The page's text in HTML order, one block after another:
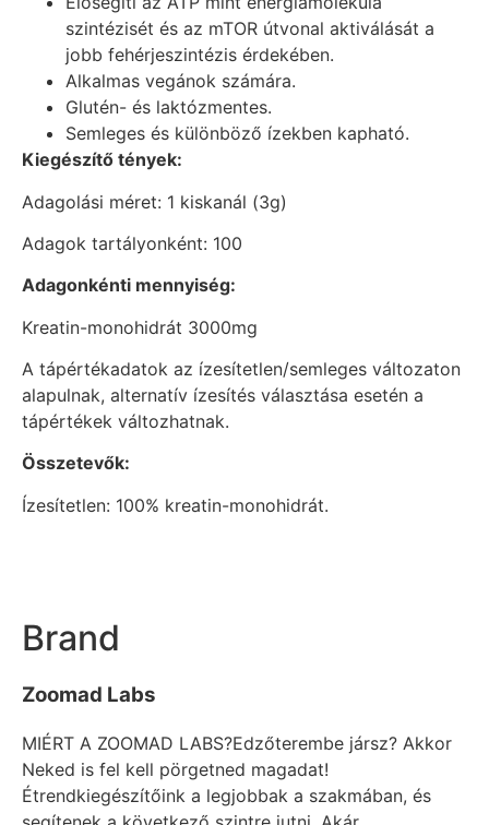
szintézisét és az mTOR útvonal aktiválását a
jobb fehérjeszintézis érdekében.
Alkalmas vegánok számára.
Glutén- és laktózmentes.
Semleges és különböző ízekben kapható.
Kiegészítő tények:
Adagolási méret: 1 kiskanál (3g)
Adagok tartályonként: 100
Adagonkénti mennyiség:
Kreatin-monohidrát 3000mg
A tápértékadatok az ízesítetlen/semleges változaton
alapulnak, alternatív ízesítés választása esetén a
tápértékek változhatnak.
Összetevők:
Ízesítetlen: 100% kreatin-monohidrát.
Brand
Zoomad Labs
MIÉRT A ZOOMAD LABS?Edzőterembe jársz? Akkor
Neked is fel kell pörgetned magadat!
Étrendkiegészítőink a legjobbak a szakmában, és